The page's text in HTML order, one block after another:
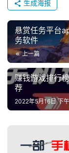
生成海报
悬赏任务平台
务软件
上一篇
赚钱游戏排行
荐
2022年5月16日 下